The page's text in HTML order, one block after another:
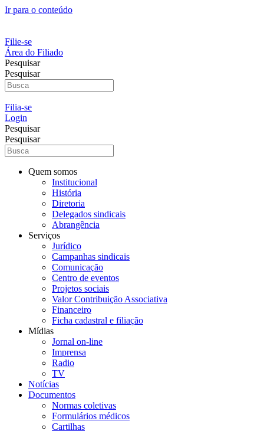
Ir para o conteúdo
Filie-se
Área do Filiado
Pesquisar
Pesquisar
Filia-se
Login
Pesquisar
Pesquisar
Quem somos
Institucional
História
Diretoria
Delegados sindicais
Abrangência
Serviços
Jurídico
Campanhas sindicais
Comunicação
Centro de eventos
Projetos sociais
Valor Contribuição Associativa
Financeiro
Ficha cadastral e filiação
Mídias
Jornal on-line
Imprensa
Radio
TV
Notícias
Documentos
Normas coletivas
Formulários médicos
Cartilhas